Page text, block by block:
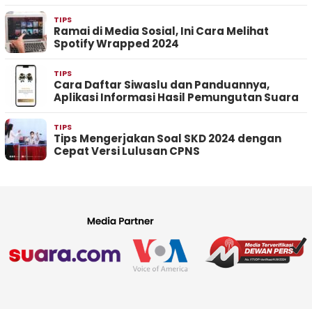
TIPS
Ramai di Media Sosial, Ini Cara Melihat
Spotify Wrapped 2024
TIPS
Cara Daftar Siwaslu dan Panduannya,
Aplikasi Informasi Hasil Pemungutan Suara
TIPS
Tips Mengerjakan Soal SKD 2024 dengan
Cepat Versi Lulusan CPNS